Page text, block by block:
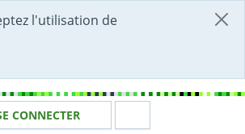
l'utilisation de
identité
CONNECTER